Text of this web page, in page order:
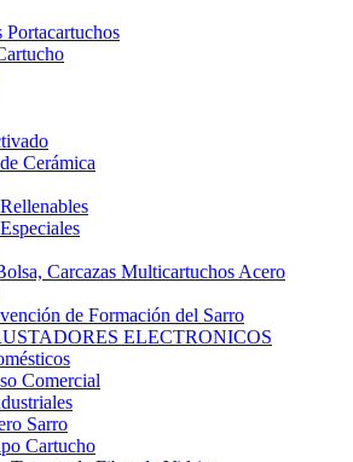
Portacartuchos
Cerámica
Carcazas Multicartuchos Acero
de Formación del Sarro
ELECTRONICOS
Comercial
Sarro
Cartucho